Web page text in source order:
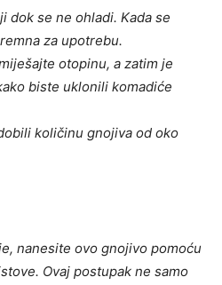
dok se ne ohladi. Kada se
za upotrebu.
otopinu, a zatim je
biste uklonili komadiće
količinu gnojiva od oko
nanesite ovo gnojivo pomoću
Ovaj postupak ne samo